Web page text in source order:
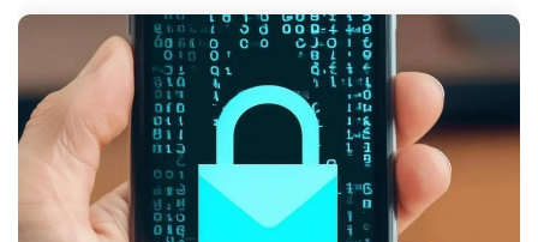
AI Foundation
Digital Accessibility
Software Development Engineer in Test
Selenium 4 Tester Foundation